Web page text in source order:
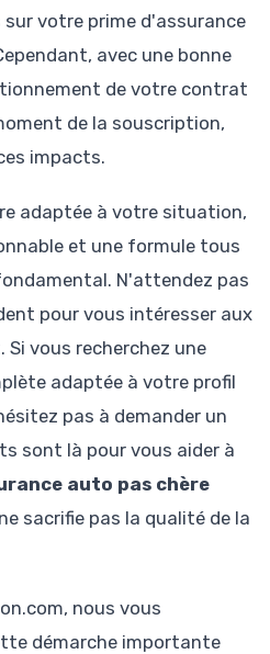
votre prime d'assurance
avec une bonne
de votre contrat
de la souscription,
impacts.
adaptée à votre situation,
et une formule tous
N'attendez pas
pour vous intéresser aux
vous recherchez une
adaptée à votre profil
pas à demander un
sont là pour vous aider à
auto pas chère
sacrifie pas la qualité de la
nous vous
démarche importante